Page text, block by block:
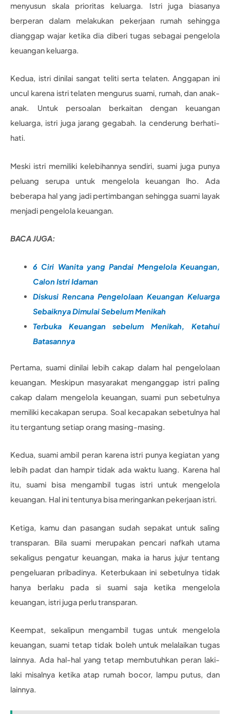
menyusun skala prioritas keluarga. Istri juga biasanya
berperan dalam melakukan pekerjaan rumah sehingga
dianggap wajar ketika dia diberi tugas sebagai pengelola
keuangan keluarga.
Kedua, istri dinilai sangat teliti serta telaten. Anggapan ini
uncul karena istri telaten mengurus suami, rumah, dan anak-
anak. Untuk persoalan berkaitan dengan keuangan
keluarga, istri juga jarang gegabah. Ia cenderung berhati-
hati.
Meski istri memiliki kelebihannya sendiri, suami juga punya
peluang serupa untuk mengelola keuangan lho. Ada
beberapa hal yang jadi pertimbangan sehingga suami layak
menjadi pengelola keuangan.
BACA JUGA:
6 Ciri Wanita yang Pandai Mengelola Keuangan,
Calon Istri Idaman
Diskusi Rencana Pengelolaan Keuangan Keluarga
Sebaiknya Dimulai Sebelum Menikah
Terbuka Keuangan sebelum Menikah, Ketahui
Batasannya
Pertama, suami dinilai lebih cakap dalam hal pengelolaan
keuangan. Meskipun masyarakat menganggap istri paling
cakap dalam mengelola keuangan, suami pun sebetulnya
memiliki kecakapan serupa. Soal kecapakan sebetulnya hal
itu tergantung setiap orang masing-masing.
Kedua, suami ambil peran karena istri punya kegiatan yang
lebih padat dan hampir tidak ada waktu luang. Karena hal
itu, suami bisa mengambil tugas istri untuk mengelola
keuangan. Hal ini tentunya bisa meringankan pekerjaan istri.
Ketiga, kamu dan pasangan sudah sepakat untuk saling
transparan. Bila suami merupakan pencari nafkah utama
sekaligus pengatur keuangan, maka ia harus jujur tentang
pengeluaran pribadinya. Keterbukaan ini sebetulnya tidak
hanya berlaku pada si suami saja ketika mengelola
keuangan, istri juga perlu transparan.
Keempat, sekalipun mengambil tugas untuk mengelola
keuangan, suami tetap tidak boleh untuk melalaikan tugas
lainnya. Ada hal-hal yang tetap membutuhkan peran laki-
laki misalnya ketika atap rumah bocor, lampu putus, dan
lainnya.